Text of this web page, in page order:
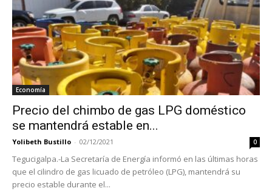
Economía
Precio del chimbo de gas LPG doméstico
se mantendrá estable en...
Yolibeth Bustillo - 02/12/2021 0
Tegucigalpa.-La Secretaría de Energía informó en las últimas horas
que el cilindro de gas licuado de petróleo (LPG), mantendrá su
precio estable durante el...